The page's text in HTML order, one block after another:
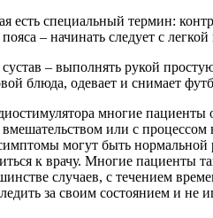
есть специальный термин:
– начинать следует с
сустав – выполнять рукой
блюда, одевает и снимает
многие
вмешательством или с
могут быть нормальной
к врачу. Многие пациенты
случаев, с течением
за своим состоянием и не